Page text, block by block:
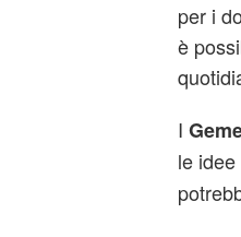
per i
è
I
le